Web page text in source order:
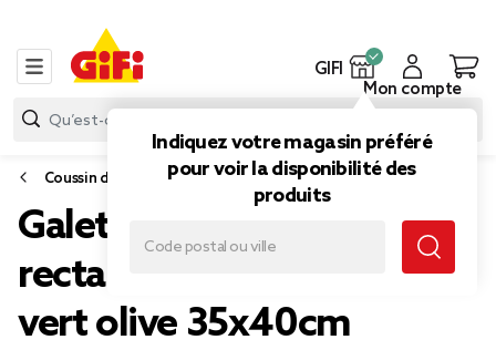
GIFI
Indiquez votre magasin préféré
pour voir la disponibilité des
produits
Mon compte
Coussin d'extérieur
Galette de chaise
rectangulaire textilène
vert olive 35x40cm